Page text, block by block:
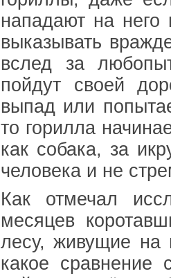
нападают на
выказывать
вслед за
пойдут своей
выпад или
то горилла
как собака, за
человека и не
Как отмечал
месяцев
лесу, живущие на
какое сравнение